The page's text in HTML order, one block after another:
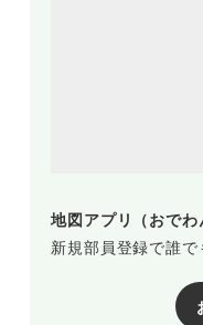
地図アプリ（おで
新規部員登録で誰